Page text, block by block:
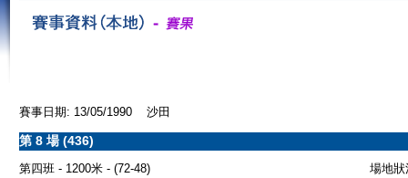
賽事日期: 13/05/1990 沙田
第 8 場 (436)
第四班 - 1200米 - (72-48)
場地